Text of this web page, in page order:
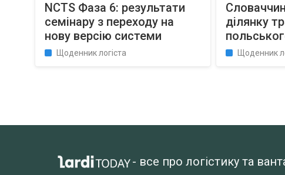
NCTS Фаза 6: результати
семінару з переходу на
нову версію системи
Щоденник логіста
ділянку
Щоденник
- все про логістику та